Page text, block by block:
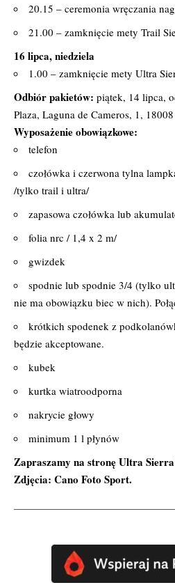
20.15 – ceremonia wręczania
21.00 – zamknięcie mety Trail
16 lipca, niedziela
1.00 – zamknięcie mety Ultra
Odbiór pakietów: piątek, 14 lipca,
Plaza, Laguna de Cameros, 1,
Wyposażenie obowiązkowe:
telefon
czołówka i czerwona tylna
/tylko trail i ultra/
zapasowa czołówka lub
folia nrc / 1,4 x 2 m/
gwizdek
spodnie lub spodnie 3/4 (tylko
nie ma obowiązku biec w nich).
krótkich spodenek z
będzie akceptowane.
kubek
kurtka wiatroodporna
nakrycie głowy
minimum 1 l płynów
Zapraszamy na stronę Ultra
Zdjęcia: Cano Foto Sport.